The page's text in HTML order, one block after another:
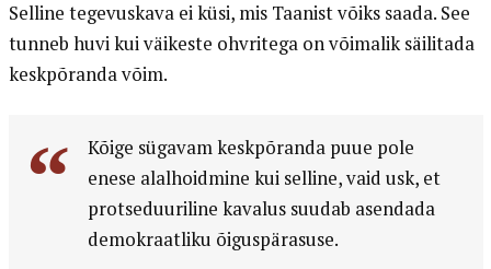
Selline tegevuskava ei küsi, mis Taanist võiks saada. See
tunneb huvi kui väikeste ohvritega on võimalik säilitada
keskpõranda võim.
Kõige sügavam keskpõranda puue pole
enese alalhoidmine kui selline, vaid usk, et
protseduuriline kavalus suudab asendada
demokraatliku õiguspärasuse.